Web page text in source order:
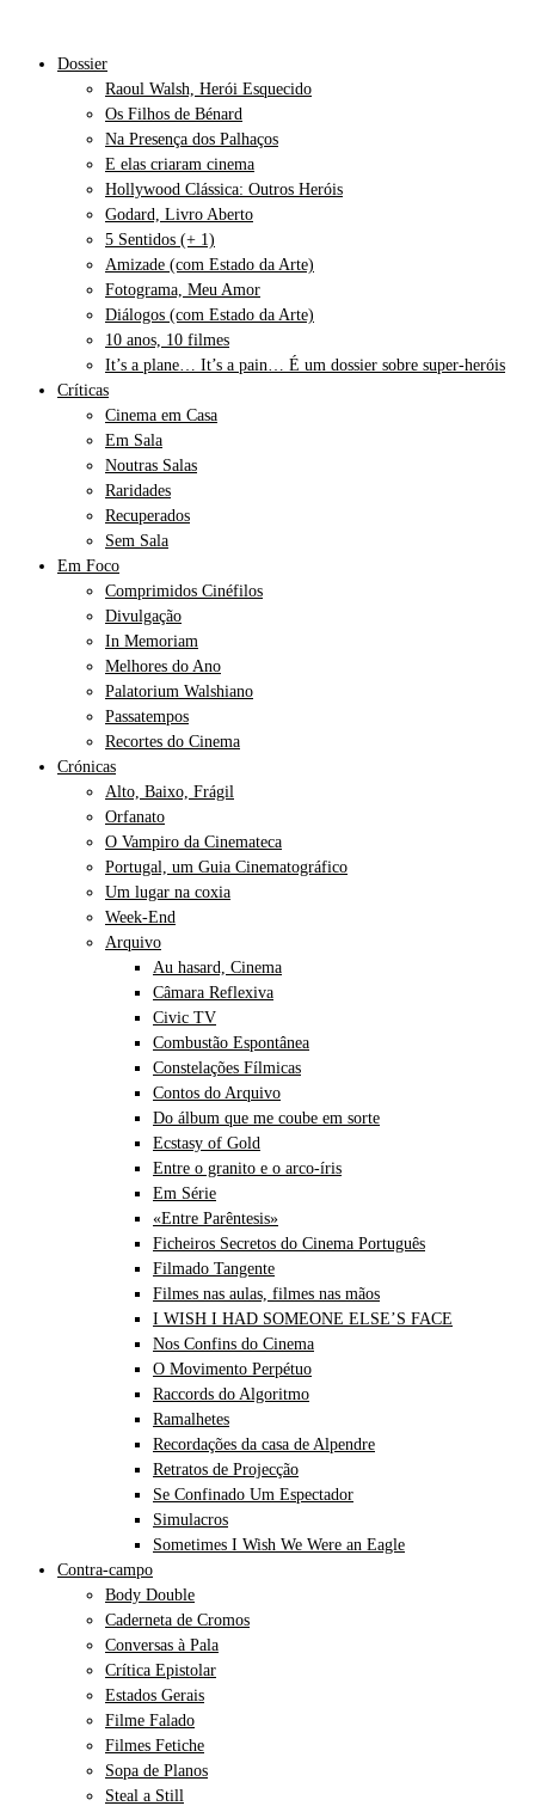
Dossier
Raoul Walsh, Herói Esquecido
Os Filhos de Bénard
Na Presença dos Palhaços
E elas criaram cinema
Hollywood Clássica: Outros Heróis
Godard, Livro Aberto
5 Sentidos (+ 1)
Amizade (com Estado da Arte)
Fotograma, Meu Amor
Diálogos (com Estado da Arte)
10 anos, 10 filmes
It’s a plane… It’s a pain… É um dossier sobre super-heróis
Críticas
Cinema em Casa
Em Sala
Noutras Salas
Raridades
Recuperados
Sem Sala
Em Foco
Comprimidos Cinéfilos
Divulgação
In Memoriam
Melhores do Ano
Palatorium Walshiano
Passatempos
Recortes do Cinema
Crónicas
Alto, Baixo, Frágil
Orfanato
O Vampiro da Cinemateca
Portugal, um Guia Cinematográfico
Um lugar na coxia
Week-End
Arquivo
Au hasard, Cinema
Câmara Reflexiva
Civic TV
Combustão Espontânea
Constelações Fílmicas
Contos do Arquivo
Do álbum que me coube em sorte
Ecstasy of Gold
Entre o granito e o arco-íris
Em Série
«Entre Parêntesis»
Ficheiros Secretos do Cinema Português
Filmado Tangente
Filmes nas aulas, filmes nas mãos
I WISH I HAD SOMEONE ELSE’S FACE
Nos Confins do Cinema
O Movimento Perpétuo
Raccords do Algoritmo
Ramalhetes
Recordações da casa de Alpendre
Retratos de Projecção
Se Confinado Um Espectador
Simulacros
Sometimes I Wish We Were an Eagle
Contra-campo
Body Double
Caderneta de Cromos
Conversas à Pala
Crítica Epistolar
Estados Gerais
Filme Falado
Filmes Fetiche
Sopa de Planos
Steal a Still